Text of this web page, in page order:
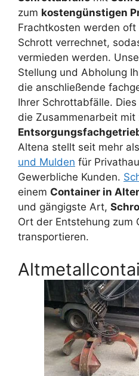
zum kostengünstigen
Frachtkosten werden
Schrott verrechnet,
vermieden werden.
Stellung und Abholung
die anschließende
Ihrer Schrottabfälle.
die Zusammenarbeit
Altena stellt seit mehr
und Mulden für
Gewerbliche Kunden.
einem Container in
und gängigste Art,
Ort der Entstehung zum
transportieren.